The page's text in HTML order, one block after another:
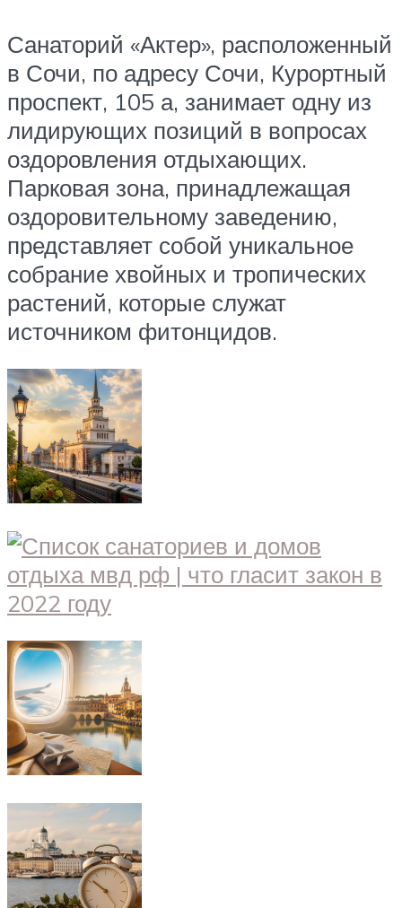
Санаторий «Актер», расположенный
в Сочи, по адресу Сочи, Курортный
проспект, 105 а, занимает одну из
лидирующих позиций в вопросах
оздоровления отдыхающих.
Парковая зона, принадлежащая
оздоровительному заведению,
представляет собой уникальное
собрание хвойных и тропических
растений, которые служат
источником фитонцидов.